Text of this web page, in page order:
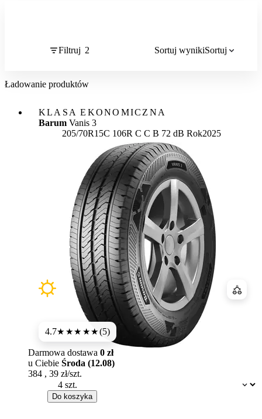
Filtruj 2 Sortuj wynikiSortuj
Ładowanie produktów
KLASA EKONOMICZNA
Barum Vanis 3
205/70R15C 106R Etykieta:
C C B 72 dB Rok2025
4.7★★★★★(5)
Dostępność:
Darmowa dostawa 0 zł
u Ciebie Środa (12.08)
384 , 39 zł/szt.
Do koszyka